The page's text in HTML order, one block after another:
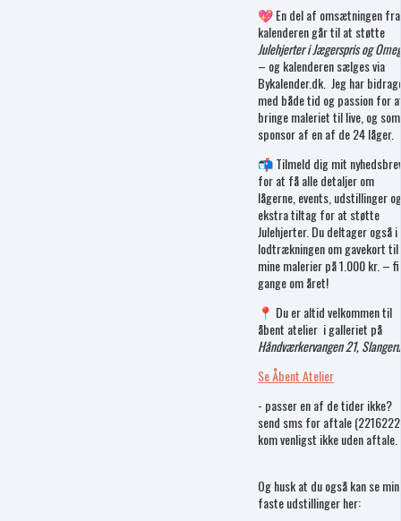
💖 En del af omsætningen fra
kalenderen går til at støtte
Julehjerter i Jægerspris og
– og kalenderen sælges via
Bykalender.dk. Jeg har
med både tid og passion for
bringe maleriet til live, og som
sponsor af en af de 24 låger.
📬 Tilmeld dig mit
for at få alle detaljer om
lågerne, events, udstillinger og
ekstra tiltag for at støtte
Julehjerter. Du deltager også i
lodtrækningen om gavekort til
mine malerier på 1.000 kr. –
gange om året!
📍 Du er altid velkommen til
åbent atelier i galleriet på
Håndværkervangen 21,
Se Åbent Atelier
- passer en af de tider ikke?
send sms for aftale
kom venligst ikke uden aftale.
Og husk at du også kan se
faste udstillinger her: